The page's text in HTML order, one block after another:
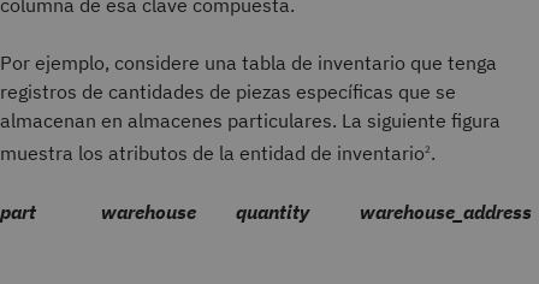
columna de esa clave compuesta.
Por ejemplo, considere una tabla de inventario que tenga
registros de cantidades de piezas específicas que se
almacenan en almacenes particulares. La siguiente figura
muestra los atributos de la entidad de inventario2 .
part warehouse quantity warehouse_address